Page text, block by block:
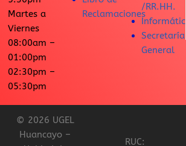
Martes a
Viernes
08:00am –
01:00pm
02:30pm –
05:30pm
Reclamaciones
/RR.HH.
Informática
Secretaría
General
© 2026 UGEL
Huancayo –
RUC: